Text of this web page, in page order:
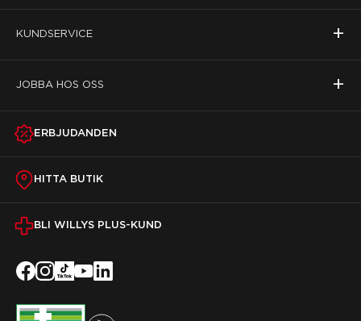
KUNDSERVICE +
JOBBA HOS OSS +
ERBJUDANDEN
HITTA BUTIK
BLI WILLYS PLUS-KUND